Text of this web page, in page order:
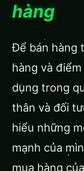
hàng
Để bán hàng
hàng và
dụng trong
thân và đối
hiểu những
mạnh của
mua hàng